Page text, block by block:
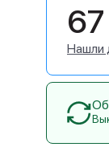
Нашли